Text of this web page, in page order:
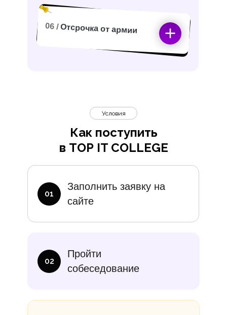
06 / Отсрочка от армии
Пройти
собеседование
Заполнить заявку на
сайте
Как поступить
в TOP IT COLLEGE
Условия
01
02
10 000₽